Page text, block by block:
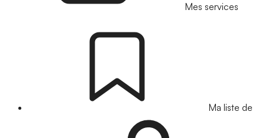
Mes services
Ma liste de